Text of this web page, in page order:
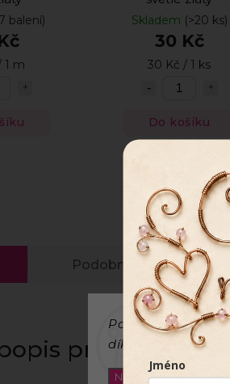
Používáme
díky analýze
Nastavení
balení)
1 m
Skladem (>20 ks)
30 Kč
30 Kč / 1 ks
Do košíku
Podobné (3)
produktu
Jméno